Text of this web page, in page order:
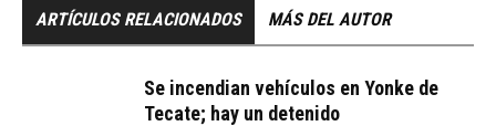
ARTÍCULOS RELACIONADOS MÁS DEL AUTOR
Se incendian vehículos en Yonke de
Tecate; hay un detenido